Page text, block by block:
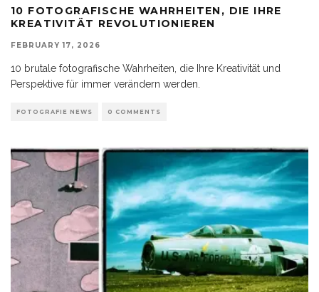
10 FOTOGRAFISCHE WAHRHEITEN, DIE IHRE
KREATIVITÄT REVOLUTIONIEREN
FEBRUARY 17, 2026
10 brutale fotografische Wahrheiten, die Ihre Kreativität und
Perspektive für immer verändern werden.
FOTOGRAFIE NEWS 0 COMMENTS